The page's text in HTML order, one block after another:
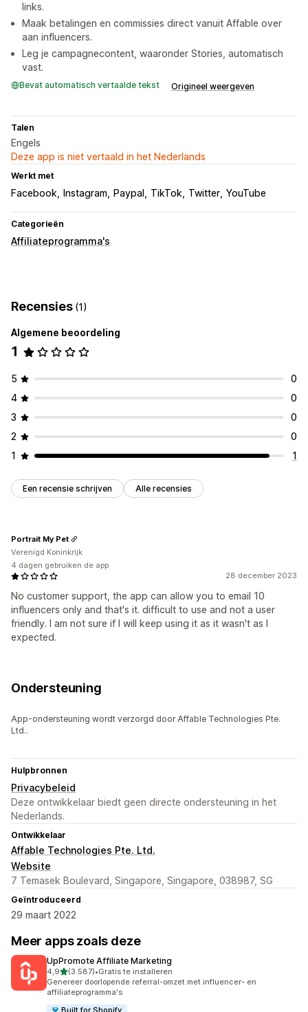
links.
Maak betalingen en commissies direct vanuit Affable over
aan influencers.
Leg je campagnecontent, waaronder Stories, automatisch
vast.
Bevat automatisch vertaalde tekst Origineel weergeven
Talen
Engels
Deze app is niet vertaald in het Nederlands
Werkt met
Facebook Instagram Paypal TikTok Twitter YouTube
Categorieën
Affiliateprogramma's
Recensies (1)
Algemene beoordeling
1
5
0
4
0
3
0
2
0
1
1
Een recensie schrijven Alle recensies
28 december 2023
No customer support, the app can allow you to email 10
influencers only and that's it. difficult to use and not a user
friendly. I am not sure if I will keep using it as it wasn't as I
expected.
Portrait My Pet
Verenigd Koninkrijk
4 dagen gebruiken de app
Ondersteuning
App-ondersteuning wordt verzorgd door Affable Technologies Pte.
Ltd..
Hulpbronnen
Privacybeleid
Deze ontwikkelaar biedt geen directe ondersteuning in het
Nederlands.
Ontwikkelaar
Affable Technologies Pte. Ltd.
Website
7 Temasek Boulevard, Singapore, Singapore, 038987, SG
Geïntroduceerd
29 maart 2022
Meer apps zoals deze
UpPromote Affiliate Marketing
4,9van 5 sterren
(3.587)
3587 recensies in totaal
•Gratis te installeren
Genereer doorlopende referral-omzet met influencer- en
affiliateprogramma's
Built for Shopify